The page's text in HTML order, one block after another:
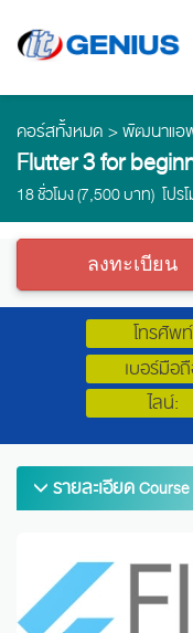
คอร์สทั้งหมด >พัฒนาแอ
Flutter 3 for
18 ชั่วโมง (7,500 บาท) โปร
ลงทะเบียน
โทรศัพท์
เบอร์มือ
ไลน์:
รายละเอียด